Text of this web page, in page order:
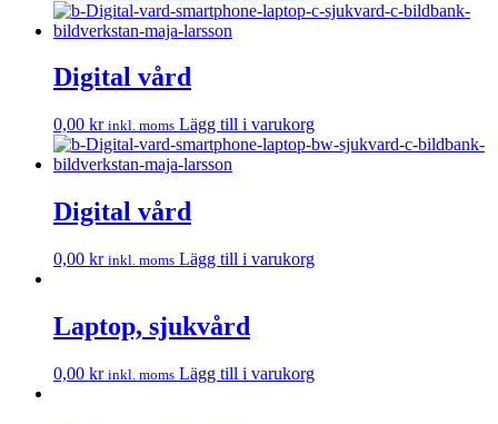
Digital vård
0,00 kr inkl. moms Lägg till i varukorg
Digital vård
0,00 kr inkl. moms Lägg till i varukorg
Laptop, sjukvård
0,00 kr inkl. moms Lägg till i varukorg